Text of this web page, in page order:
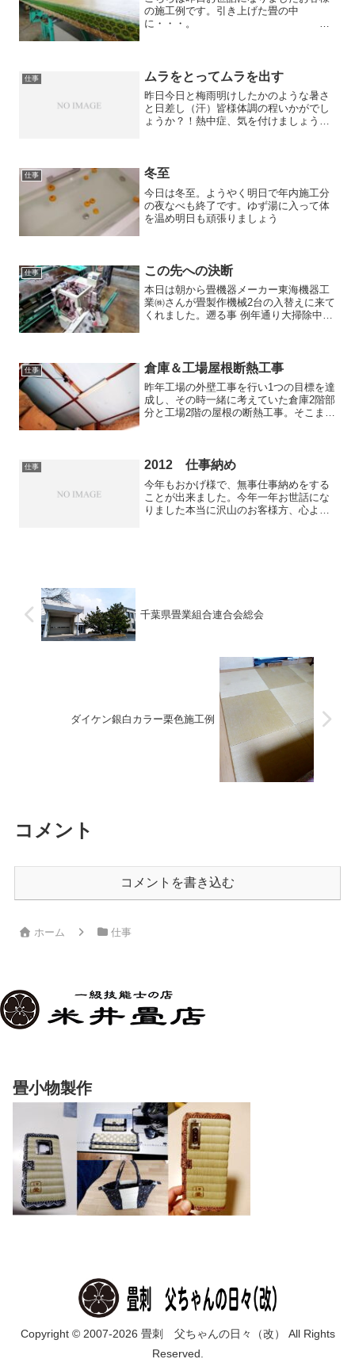
の施工例です。引き上げた畳の中
に・・・。
す。 施工
後 ...
仕事 ムラをとってムラを出す
昨日今日と梅雨明けしたかのような暑さ
と日差し（汗）皆様体調の程いかがでし
ょうか？！熱中症、気を付けましょう
凸凹を直す為ワラやイグサ、...
仕事 冬至
今日は冬至。ようやく明日で年内施工分
の夜なべも終了です。ゆず湯に入って体
を温め明日も頑張りましょう
仕事 この先への決断
本日は朝から畳機器メーカー東海機器工
業㈱さんが畳製作機械2台の入替えに来て
くれました。遡る事 例年通り大掃除中の
ーナーが原因で機...
仕事 倉庫＆工場屋根断熱工事
昨年工場の外壁工事を行い1つの目標を達
成し、その時一緒に考えていた倉庫2階部
分と工場2階の屋根の断熱工事。そこまで
た鉄骨造りの工...
仕事 2012 仕事納め
今年もおかげ様で、無事仕事納めをする
ことが出来ました。今年一年お世話にな
りました本当に沢山のお客様方、心より
千葉県畳業組合連合会総会
ダイケン銀白カラー栗色施工例
コメント
コメントを書き込む
ホーム 仕事
畳小物製作
Copyright © 2007-2026 畳刺 父ちゃんの日々（改） All Rights
Reserved.